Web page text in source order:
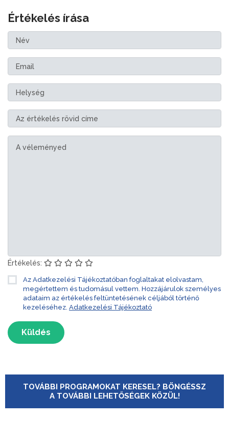
Értékelés írása
Értékelés:
Az Adatkezelési Tájékoztatóban foglaltakat elolvastam,
megértettem és tudomásul vettem. Hozzájárulok személyes
adataim az értékelés feltüntetésének céljából történő
kezeléséhez. Adatkezelési Tájékoztató
Küldés
TOVÁBBI PROGRAMOKAT KERESEL? BÖNGÉSSZ
A TOVÁBBI LEHETŐSÉGEK KÖZÜL!